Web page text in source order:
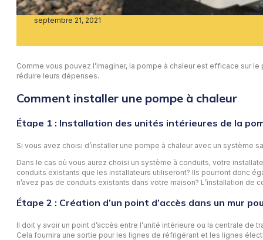
septembre 21, 2021
Comme vous pouvez l’imaginer, la pompe à chaleur est efficace sur
réduire leurs dépenses.
Comment installer une pompe à chaleur
Étape 1 : Installation des unités intérieures de la
Si vous avez choisi d’installer une pompe à chaleur avec un système
Dans le cas où vous aurez choisi un système à conduits, votre
conduits existants que les installateurs utiliseront? Ils pourront donc
n’avez pas de conduits existants dans votre maison? L’installation de
Étape 2 : Création d’un point d’accès dans un mur
Il doit y avoir un point d’accès entre l’unité intérieure ou la centrale
Cela fournira une sortie pour les lignes de réfrigérant et les lignes